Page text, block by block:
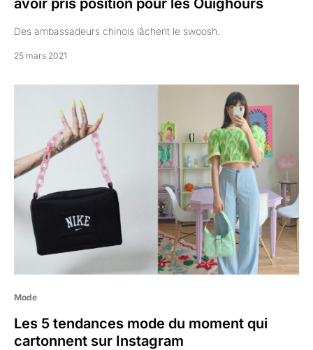
avoir pris position pour les Ouïghours
Des ambassadeurs chinois lâchent le swoosh.
25 mars 2021
Mode
Les 5 tendances mode du moment qui
cartonnent sur Instagram